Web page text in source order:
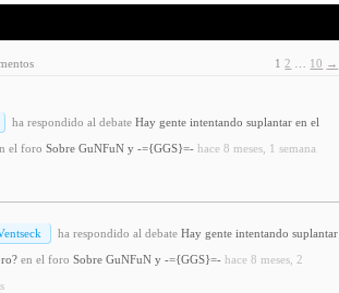
1 2 10 →
ha respondido al debate Hay gente intentando suplantar en el
el foro Sobre GuNFuN y -={GGS}=- hace 8 meses, 1 semana
ha respondido al debate Hay gente intentando suplantar
en el foro Sobre GuNFuN y -={GGS}=- hace 8 meses, 2